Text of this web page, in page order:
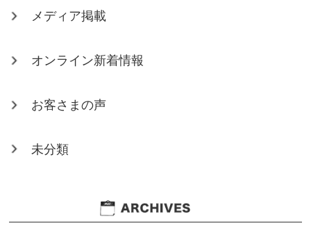
メディア掲載
オンライン新着情報
お客さまの声
未分類